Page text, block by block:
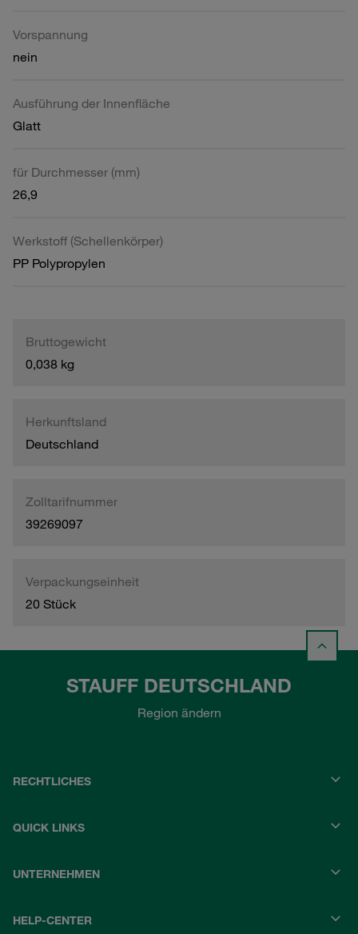
Vorspannung
nein
Ausführung der Innenfläche
Glatt
für Durchmesser (mm)
26,9
Werkstoff (Schellenkörper)
PP Polypropylen
Bruttogewicht
0,038 kg
Herkunftsland
Deutschland
Zolltarifnummer
39269097
Verpackungseinheit
20 Stück
STAUFF DEUTSCHLAND
Region ändern
RECHTLICHES
QUICK LINKS
UNTERNEHMEN
HELP-CENTER